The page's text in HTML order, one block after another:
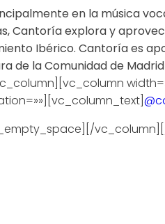
en la música
Cantoría explora y
Ibérico. Cantoría es
de la Comunidad de